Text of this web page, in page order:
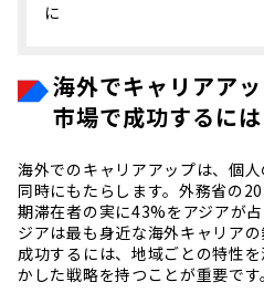
に
海外でキャリアア
市場で成功するには
海外でのキャリアアップは、個
同時にもたらします。外務省の
期滞在者の実に43%をアジアが
ジアは最も身近な海外キャリア
成功するには、地域ごとの特性
かした戦略を持つことが重要です